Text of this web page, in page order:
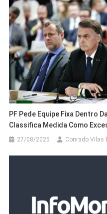
PF Pede Equipe Fixa Dentro
Classifica Medida Como
27/08/2025 Conrado Vilas